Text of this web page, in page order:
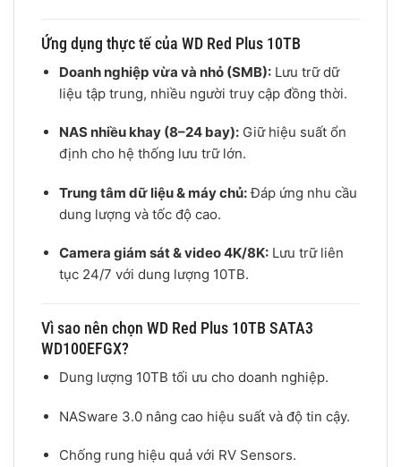
Ứng dụng thực tế của WD Red Plus 10TB
Doanh nghiệp vừa và nhỏ (SMB):Lưu trữ dữ
liệu tập trung, nhiều người truy cập đồng thời.
NAS nhiều khay (8–24 bay):Giữ hiệu suất ổn
định cho hệ thống lưu trữ lớn.
Trung tâm dữ liệu & máy chủ:Đáp ứng nhu cầu
dung lượng và tốc độ cao.
Camera giám sát & video 4K/8K:Lưu trữ liên
tục 24/7 với dung lượng 10TB.
Vì sao nên chọn WD Red Plus 10TB SATA3
WD100EFGX?
Dung lượng 10TB tối ưu cho doanh nghiệp.
NASware 3.0 nâng cao hiệu suất và độ tin cậy.
Chống rung hiệu quả với RV Sensors.